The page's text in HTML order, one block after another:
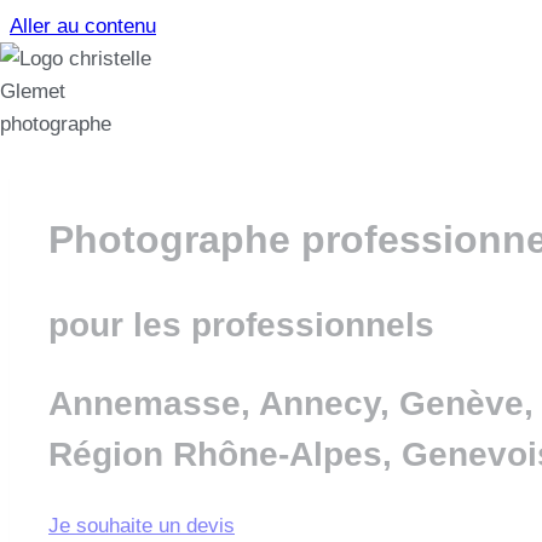
Aller au contenu
Photographe
pour les professionnels
Annemasse, Annecy, Genève,
Région Rhône-Alpes,
Je souhaite un devis